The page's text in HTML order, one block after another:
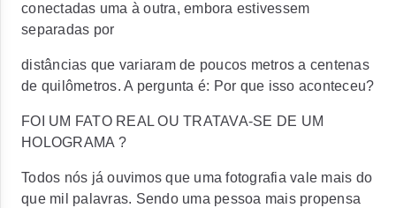
conectadas uma à outra, embora estivessem
separadas por
distâncias que variaram de poucos metros a centenas
de quilômetros. A pergunta é: Por que isso aconteceu?
FOI UM FATO REAL OU TRATAVA-SE DE UM
HOLOGRAMA ?
Todos nós já ouvimos que uma fotografia vale mais do
que mil palavras. Sendo uma pessoa mais propensa